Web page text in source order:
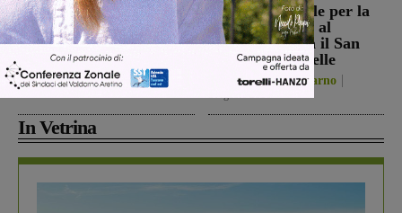
Reggello, i consiglieri di
opposizione: “La TARI
2026 resta più alta di
quella del 2022”
Politica 8 Agosto 2026
Prima stagionale per la
Sangiovannese, al
“Fedini” arriva il San
Donato Tavarnelle
San Giovanni Valdarno
In Vetrina